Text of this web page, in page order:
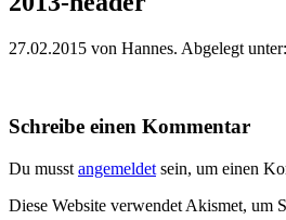
27.02.2015 von Hannes. Abgelegt unter:
Schreibe einen Kommentar
Du musst angemeldet sein, um einen
Diese Website verwendet Akismet, um